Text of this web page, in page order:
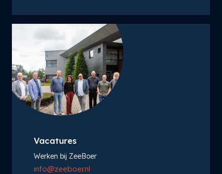
Vacatures
Werken bij ZeeBoer
info@zeeboer.nl